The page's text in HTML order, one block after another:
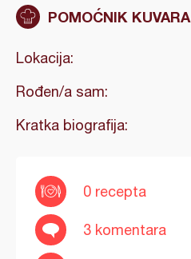
POMOĆNIK KUVARA
Lokacija:
Rođen/a sam:
Kratka biografija:
0 recepta
3 komentara